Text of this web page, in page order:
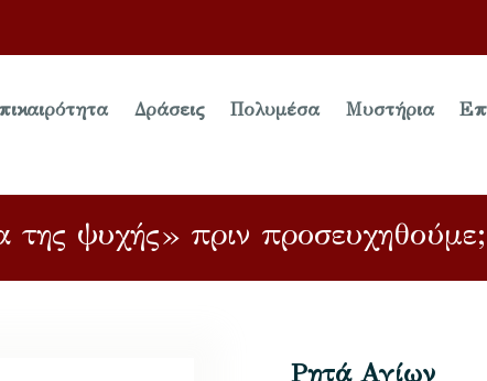
Δράσεις Πολυμέσα Μυστήρια
ψυχής» πριν προσευχηθούμε;
Ρητά Αγίων